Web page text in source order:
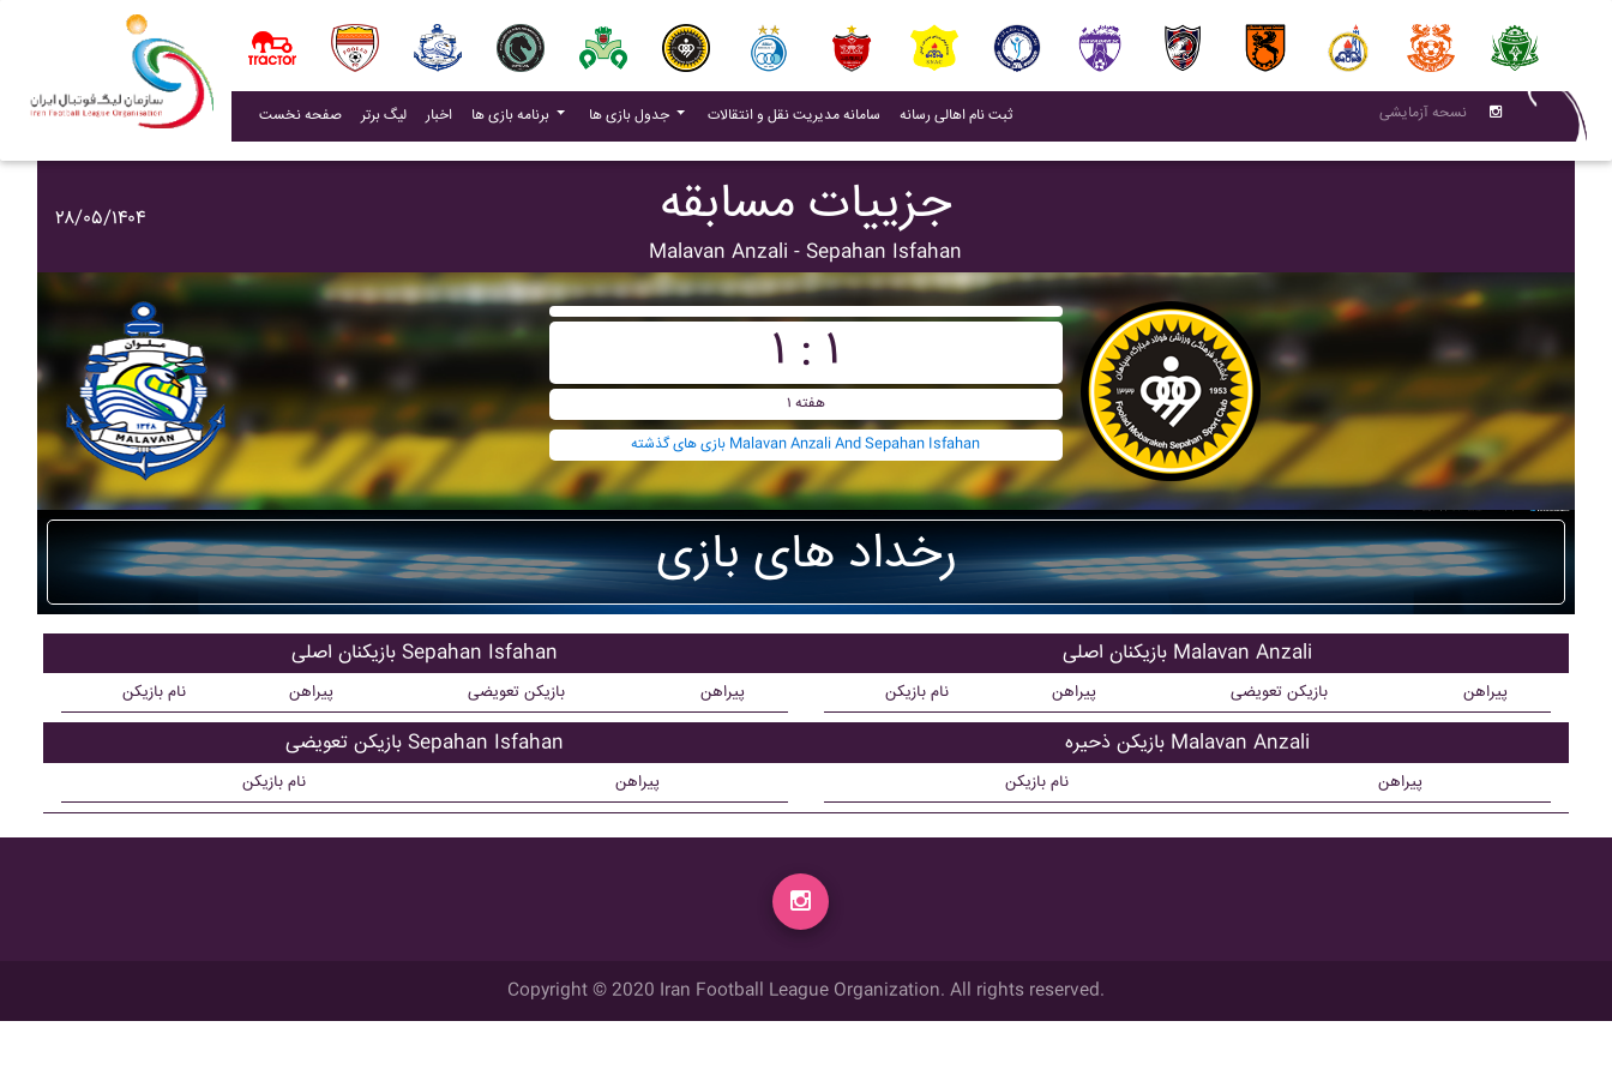
صفحه نخست لیگ برتر اخبار(current) برنامه بازی ها جدول بازی ها سامانه مدیریت نقل و انتقالات (current)
ثبت نام اهالی رسانه(current) نسحه آزمایشی
۲۸/۰۵/۱۴۰۴ جزییات مسابقه
Malavan Anzali - Sepahan Isfahan
۱ : ۱
هفته ۱
بازی های گذشته Malavan Anzali And Sepahan Isfahan
رخداد های بازی
بازیکنان اصلی Sepahan Isfahan
نام بازیکن پیراهن بازیکن تعویضی پیراهن
بازیکن تعویضی Sepahan Isfahan
نام بازیکن پیراهن
بازیکنان اصلی Malavan Anzali
نام بازیکن پیراهن بازیکن تعویضی پیراهن
بازیکن ذحیره Malavan Anzali
نام بازیکن پیراهن
Copyright © 2020 Iran Football League Organization. All rights reserved.